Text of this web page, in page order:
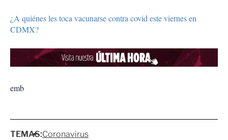
¿A quiénes les toca vacunarse contra covid este viernes en
CDMX?
emb
TEMAS:Coronavirus